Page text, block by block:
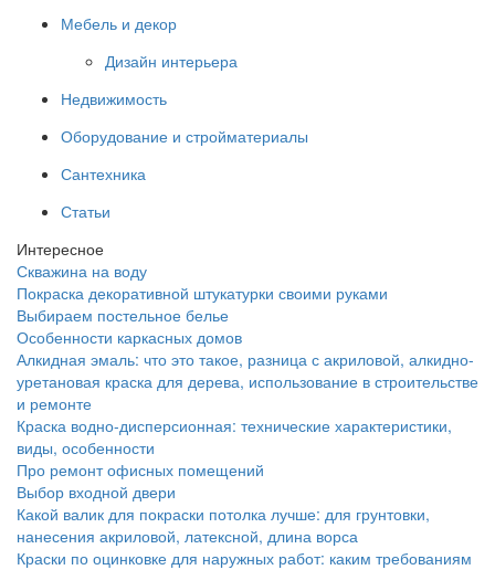
Мебель и декор
Дизайн интерьера
Недвижимость
Оборудование и стройматериалы
Сантехника
Статьи
Интересное
Скважина на воду
Покраска декоративной штукатурки своими руками
Выбираем постельное белье
Особенности каркасных домов
Алкидная эмаль: что это такое, разница с акриловой, алкидно-
уретановая краска для дерева, использование в строительстве
и ремонте
Краска водно-дисперсионная: технические характеристики,
виды, особенности
Про ремонт офисных помещений
Выбор входной двери
Какой валик для покраски потолка лучше: для грунтовки,
нанесения акриловой, латексной, длина ворса
Краски по оцинковке для наружных работ: каким требованиям